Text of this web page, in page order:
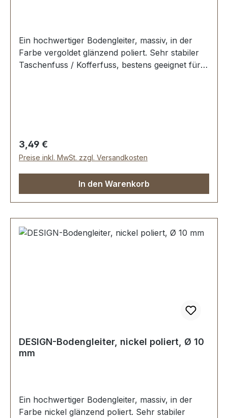
Ein hochwertiger Bodengleiter, massiv, in der
Farbe vergoldet glänzend poliert. Sehr stabiler
Taschenfuss / Kofferfuss, bestens geeignet für
Regulärer Preis:
3,49 €
Preise inkl. MwSt. zzgl. Versandkosten
In den Warenkorb
DESIGN-Bodengleiter, nickel poliert, Ø 10
mm
Ein hochwertiger Bodengleiter, massiv, in der
Farbe nickel glänzend poliert. Sehr stabiler